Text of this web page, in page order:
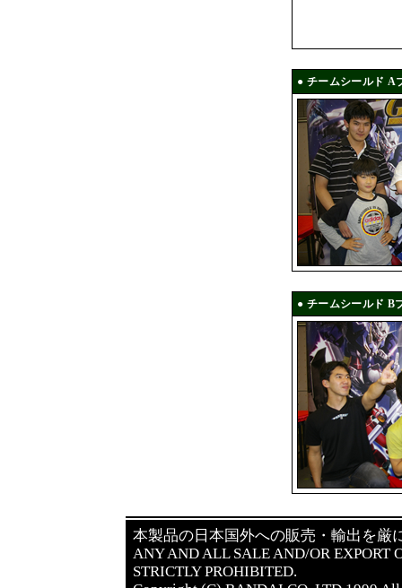
● チームシールド A
● チームシールド B
本製品の日本国外への販売・輸出を厳
ANY AND ALL SALE AND/OR EXPORT
STRICTLY PROHIBITED.